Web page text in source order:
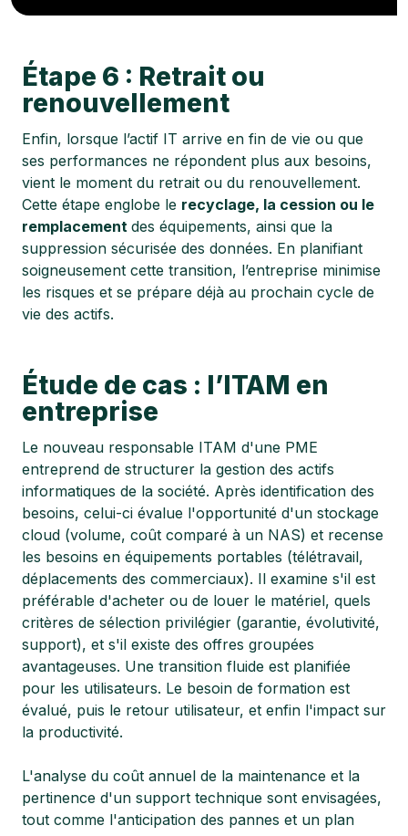
Étape 6 : Retrait ou
renouvellement
Enfin, lorsque l’actif IT arrive en fin de vie ou que
ses performances ne répondent plus aux besoins,
vient le moment du retrait ou du renouvellement.
Cette étape englobe le recyclage, la cession ou le
remplacement des équipements, ainsi que la
suppression sécurisée des données. En planifiant
soigneusement cette transition, l’entreprise minimise
les risques et se prépare déjà au prochain cycle de
vie des actifs.
Étude de cas : l’ITAM en
entreprise
Le nouveau responsable ITAM d'une PME
entreprend de structurer la gestion des actifs
informatiques de la société. Après identification des
besoins, celui-ci évalue l'opportunité d'un stockage
cloud (volume, coût comparé à un NAS) et recense
les besoins en équipements portables (télétravail,
déplacements des commerciaux). Il examine s'il est
préférable d'acheter ou de louer le matériel, quels
critères de sélection privilégier (garantie, évolutivité,
support), et s'il existe des offres groupées
avantageuses. Une transition fluide est planifiée
pour les utilisateurs. Le besoin de formation est
évalué, puis le retour utilisateur, et enfin l'impact sur
la productivité.
L'analyse du coût annuel de la maintenance et la
pertinence d'un support technique sont envisagées,
tout comme l'anticipation des pannes et un plan